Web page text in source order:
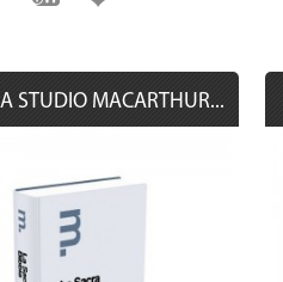
STUDIO MACARTHUR...